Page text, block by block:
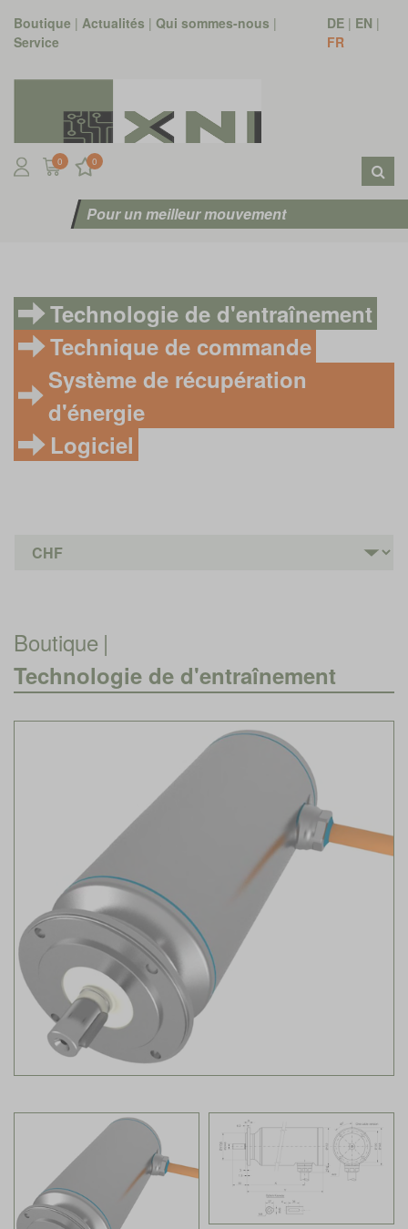
Boutique | Actualités | Qui sommes-nous |
Service
DE| EN |
FR
0 0
Pour un meilleur mouvement
Technologie de d'entraînement
Technique de commande
Système de récupération
d'énergie
Logiciel
Boutique |
Technologie de d'entraînement